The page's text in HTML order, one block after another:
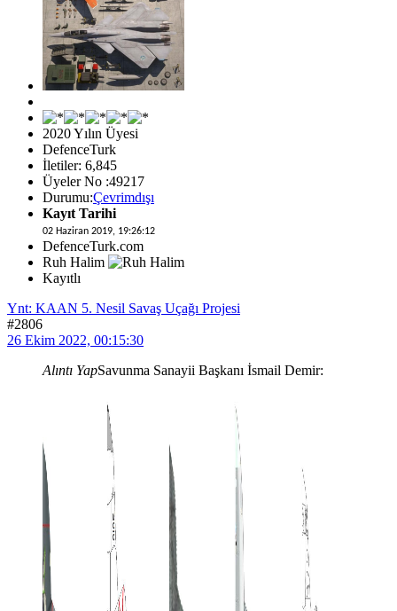
2020 Yılın Üyesi
DefenceTurk
İletiler: 6,845
Üyeler No :49217
Durumu:Çevrimdışı
Kayıt Tarihi
02 Haziran 2019, 19:26:12
DefenceTurk.com
Ruh Halim
Kayıtlı
Ynt: KAAN 5. Nesil Savaş Uçağı Projesi
#2806
26 Ekim 2022, 00:15:30
Alıntı YapSavunma Sanayii Başkanı İsmail Demir: